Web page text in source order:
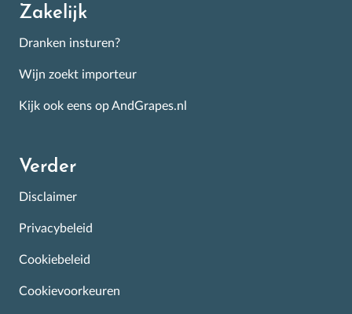
Zakelijk
Dranken insturen?
Wijn zoekt importeur
Kijk ook eens op AndGrapes.nl
Verder
Disclaimer
Privacybeleid
Cookiebeleid
Cookievoorkeuren